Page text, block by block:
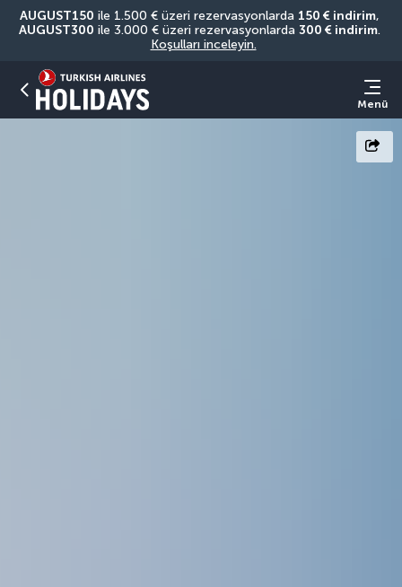
AUGUST150 ile 1.500 € üzeri rezervasyonlarda 150 € indirim
AUGUST300 ile 3.000 € üzeri rezervasyonlarda 300 € indirim
Koşulları inceleyin.
Menü